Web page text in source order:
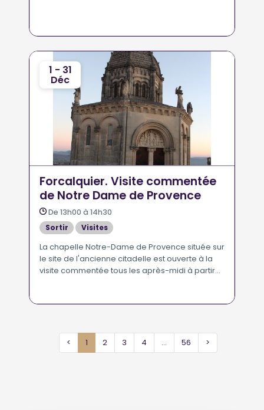
1 - 31
Déc
Forcalquier. Visite commentée
de Notre Dame de Provence
De 13h00 à 14h30
Sortir
Visites
La chapelle Notre-Dame de Provence située sur
le site de l'ancienne citadelle est ouverte à la
visite commentée tous les après-midi à partir
< 1 2 3 4 ... 56 >